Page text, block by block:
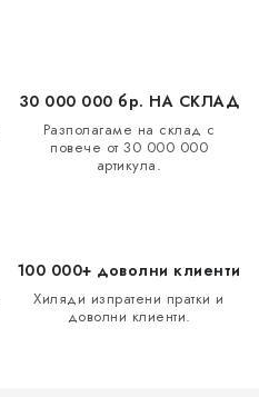
30 000 000 бр. НА СКЛАД
Разполагаме на склад с
повече от 30 000 000
артикула.
100 000+ доволни клиенти
Хиляди изпратени пратки и
доволни клиенти.